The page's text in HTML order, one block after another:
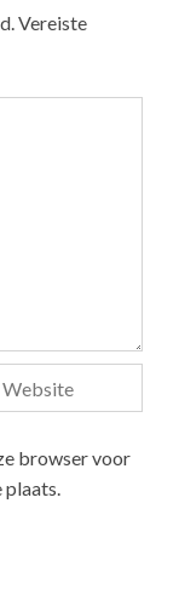
Vereiste
browser voor
plaats.